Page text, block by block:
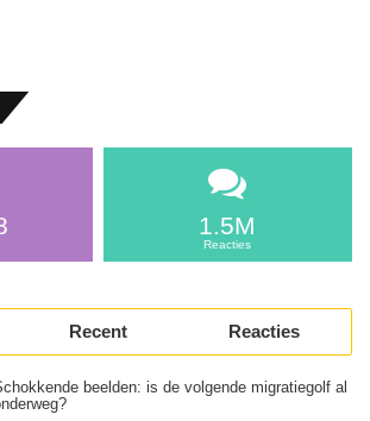
1.5M
Reacties
Recent Reacties
beelden: is de volgende migratiegolf al